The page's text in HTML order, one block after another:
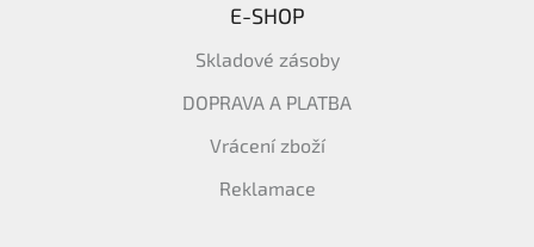
E-SHOP
Skladové zásoby
DOPRAVA A PLATBA
Vrácení zboží
Reklamace